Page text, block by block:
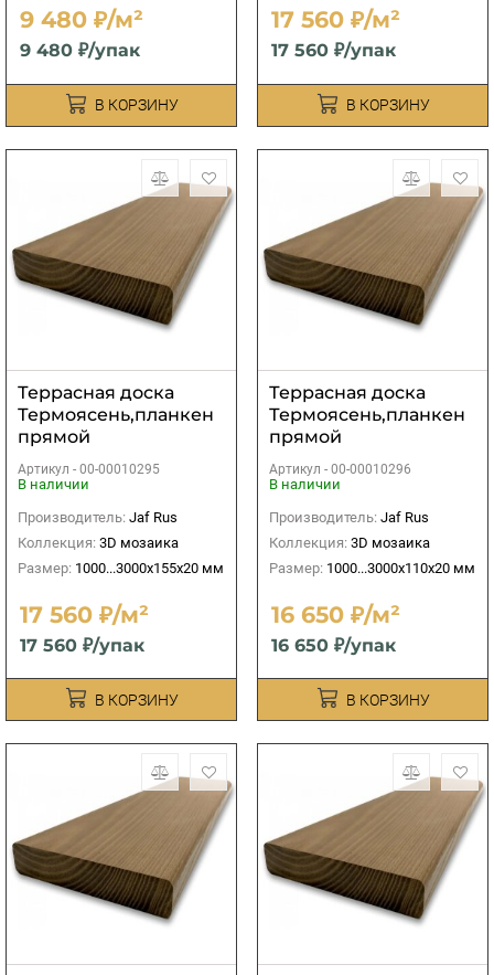
9 480 ₽/м²
9 480 ₽/упак
В КОРЗИНУ
17 560 ₽/м²
17 560 ₽/упак
В КОРЗИНУ
Террасная доска
Термоясень,планкен
прямой
профиль,экстра
20х155х1000...3000 мм
Артикул - 00-00010295
В наличии
Производитель: Jaf Rus
Коллекция: 3D мозаика
Размер: 1000...3000х155х20 мм
17 560 ₽/м²
17 560 ₽/упак
В КОРЗИНУ
Террасная доска
Термоясень,планкен
прямой
профиль,экстра
20х110х1000...3000 мм
Артикул - 00-00010296
В наличии
Производитель: Jaf Rus
Коллекция: 3D мозаика
Размер: 1000...3000х110х20 мм
16 650 ₽/м²
16 650 ₽/упак
В КОРЗИНУ